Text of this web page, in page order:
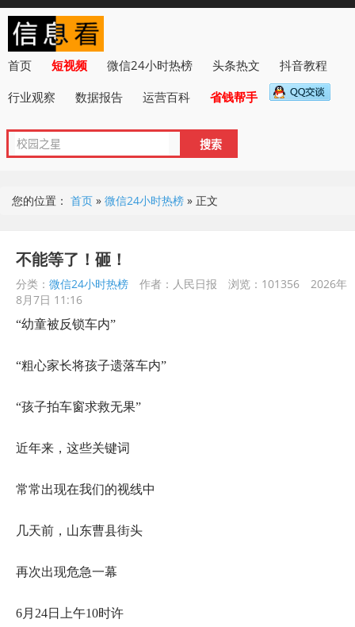
首页 短视频 微信24小时热榜 头条热文
抖音教程
行业观察
数据报告 运营百科 省钱帮手
您的位置： 首页 » 微信24小时热榜 » 正文
不能等了！砸！
分类： 微信24小时热榜 作者：人民日报 浏览：101356
2026年
8月7日 11:16
“幼童被反锁车内”
“粗心家长将孩子遗落车内”
“孩子拍车窗求救无果”
近年来，这些关键词
常常出现在我们的视线中
几天前，山东曹县街头
再次出现危急一幕
6月24日上午10时许